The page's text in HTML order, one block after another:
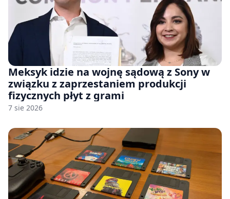
Meksyk idzie na wojnę sądową z Sony w
związku z zaprzestaniem produkcji
fizycznych płyt z grami
7 sie 2026